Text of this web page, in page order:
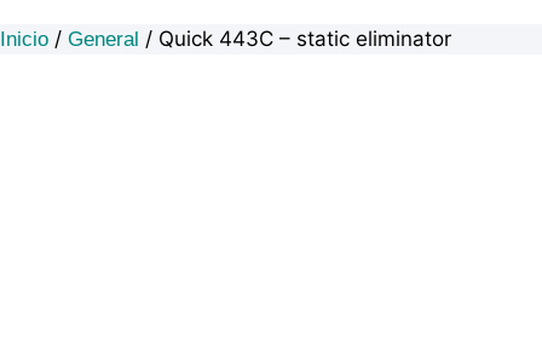
Inicio / General / Quick 443C – static eliminator